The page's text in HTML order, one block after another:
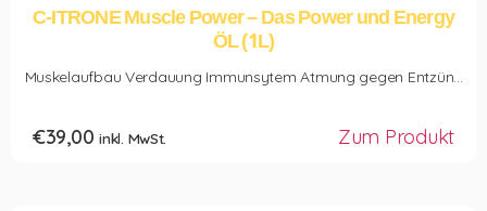
C-ITRONE Muscle Power – Das Power und Energy
ÖL (1L)
Muskelaufbau Verdauung Immunsytem Atmung gegen Entzün...
€39,00 inkl. MwSt. Zum Produkt